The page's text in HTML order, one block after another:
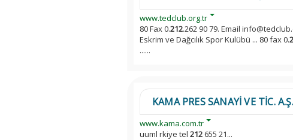
www.tedclub.org.tr
80 Fax 0.212.262 90 79. Email
Eskrim ve Dağcılık Spor Kulübü ... 80 fax 0.
......
KAMA PRES SANAYİ VE TİC. A.Ş.
www.kama.com.tr
uuml rkiye tel 212 655 21...